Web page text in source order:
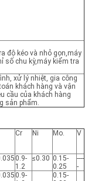
độ kéo và nhỏ gọn,máy
số chu kỳ,máy kiểm tra
xử lý nhiệt, gia công
khách hàng và vận
cầu của khách hàng
sản phẩm.
Cr Ni Mo. V
0.9-
1.2
≤0.30 0.15-
0.25
----
-
0.9-
0.15-